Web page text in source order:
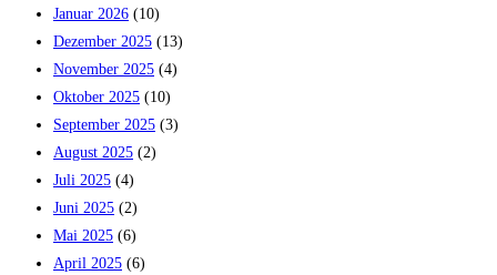
Januar 2026 (10)
Dezember 2025 (13)
November 2025 (4)
Oktober 2025 (10)
September 2025 (3)
August 2025 (2)
Juli 2025 (4)
Juni 2025 (2)
Mai 2025 (6)
April 2025 (6)